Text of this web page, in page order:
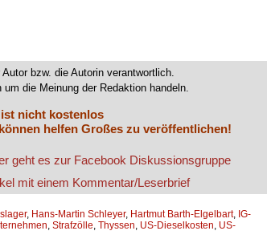
bzw. die Autorin verantwortlich.
die Meinung der Redaktion handeln.
nicht kostenlos
helfen Großes zu veröffentlichen!
, Hans-Martin Schleyer, Hartmut Barth-Elgelbart, IG-
, Strafzölle, Thyssen, US-Dieselkosten, US-